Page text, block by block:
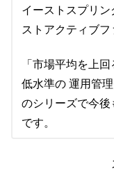
イーストスプリ
ストアクティブフ
「市場平均を上
低水準の 運用管
のシリーズで今
です。